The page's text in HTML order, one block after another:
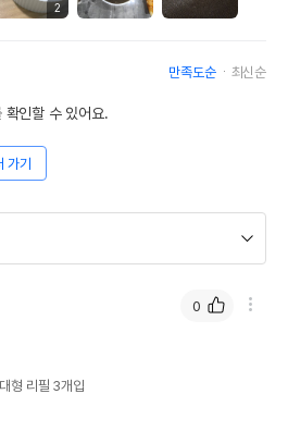
2
만족도순 최신순
확인할 수 있어요.
가기
형 리필 3개입
0